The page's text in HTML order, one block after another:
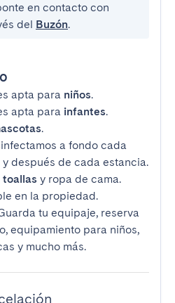
en contacto con
del Buzón.
apta para niños.
apta para infantes.
.
a fondo cada
después de cada estancia.
toallas y ropa de cama.
en la propiedad.
tu equipaje, reserva
equipamiento para niños,
y mucho más.